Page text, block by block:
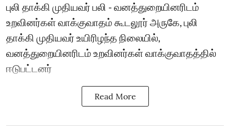
புலி தாக்கி முதியவர் பலி - வனத்துறையினரிடம்
உறவினர்கள் வாக்குவாதம் கூடலூர் அருகே, புலி
தாக்கி முதியவர் உயிரிழந்த நிலையில்,
வனத்துறையினரிடம் உறவினர்கள் வாக்குவாதத்தில்
ஈடுபட்டனர்
Read More